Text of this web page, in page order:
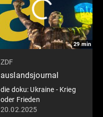
29min
ZDF
auslandsjournal
die doku: Ukraine - Krieg
oder Frieden
20.02.2025